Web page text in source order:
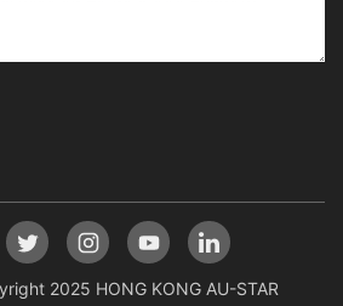
2025 HONG KONG AU-STAR